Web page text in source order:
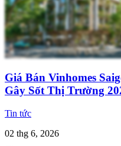
Giá Bán Vinhomes
Gây Sốt Thị Trường
Tin tức
02 thg 6, 2026